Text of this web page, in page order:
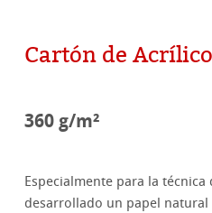
Cartón de Acrílico
360 g/m²
Especialmente para la
desarrollado un papel